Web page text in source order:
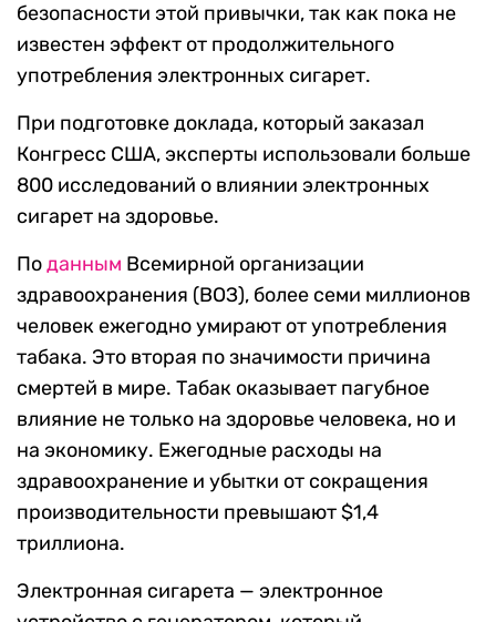
безопасности этой привычки, так как пока не
известен эффект от продолжительного
употребления электронных сигарет.
При подготовке доклада, который заказал
Конгресс США, эксперты использовали больше
800 исследований о влиянии электронных
сигарет на здоровье.
Поданным Всемирной организации
здравоохранения (ВОЗ), более семи миллионов
человек ежегодно умирают от употребления
табака. Это вторая по значимости причина
смертей в мире. Табак оказывает пагубное
влияние не только на здоровье человека, но и
на экономику. Ежегодные расходы на
здравоохранение и убытки от сокращения
производительности превышают $1,4
триллиона.
Электронная сигарета — электронное